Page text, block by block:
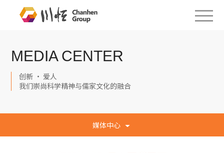
MEDIA CENTER
创新 · 爱人
我们崇尚科学精神与儒家文化的融合
媒体中心